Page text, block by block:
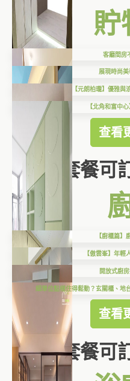
貯
客廳間房
展現時尚
【元朗柏瓏】優雅與
【北角和富中
查看
套餐可
【廚櫃篇】
【傲雲峯】年輕
開放式廚
細單位點樣住得鬆動？玄關櫃、地
查看
套餐可